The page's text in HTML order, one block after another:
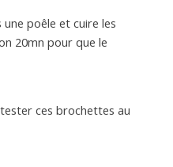
une poêle et cuire les
20mn pour que le
ces brochettes au